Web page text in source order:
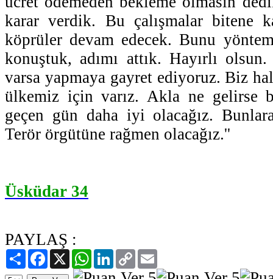
karar verdik. Bu çalışmalar bitene
köprüler devam edecek. Bunu
konuştuk, adımı attık. Hayırlı
varsa yapmaya gayret ediyoruz. Biz
ülkemiz için varız. Akla ne gelirse
geçen gün daha iyi olacağız.
Terör örgütüne rağmen olacağız.''
Üsküdar 34
PAYLAŞ :
PaylaşFacebook
X WhatsAppLinkedIn
Copy
Link